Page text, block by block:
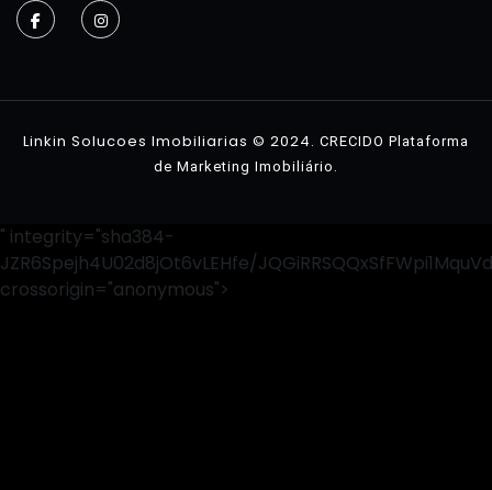
Linkin Solucoes Imobiliarias © 2024. CRECIDO Plataforma
de Marketing Imobiliário .
" integrity="sha384-
JZR6Spejh4U02d8jOt6vLEHfe/
crossorigin="anonymous">